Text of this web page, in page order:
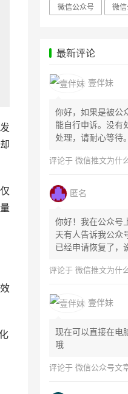
微信公众号
最新评论
壹伴妹
你好，如果是被公
能自行申诉。没有
处理，请耐心等待
评论于 微信推文为什么会违
匿名
你好！我在公众号
天有人告诉我公众
已经申请恢复了，
评论于 微信推文为什么会违
壹伴妹
现在可以直接在电
哦
评论于 微信公众号文章怎么